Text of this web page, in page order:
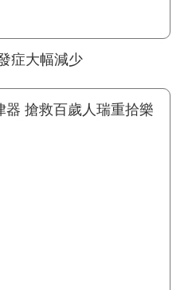
症大幅減少